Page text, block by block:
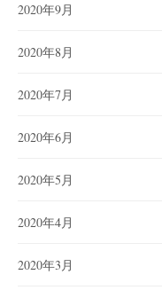
2020年9月
2020年8月
2020年7月
2020年6月
2020年5月
2020年4月
2020年3月